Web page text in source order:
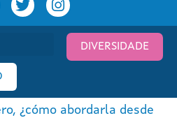
DIVERSIDADE
¿cómo abordarla desde